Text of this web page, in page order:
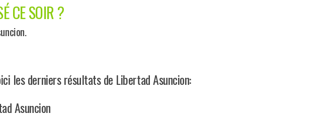
CE SOIR ?
les derniers résultats de Libertad Asuncion:
Asuncion